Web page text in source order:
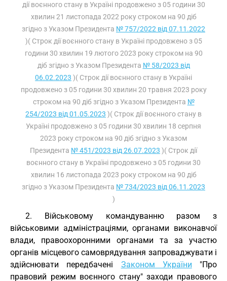
дії воєнного стану в Україні продовжено з 05 години 30
хвилин 21 листопада 2022 року строком на 90 діб
згідно з Указом Президента № 757/2022 від 07.11.2022
)( Строк дії воєнного стану в Україні продовжено з 05
години 30 хвилин 19 лютого 2023 року строком на 90
діб згідно з Указом Президента № 58/2023 від
06.02.2023 )( Строк дії воєнного стану в Україні
продовжено з 05 години 30 хвилин 20 травня 2023 року
строком на 90 діб згідно з Указом Президента №
254/2023 від 01.05.2023 )( Строк дії воєнного стану в
Україні продовжено з 05 години 30 хвилин 18 серпня
2023 року строком на 90 діб згідно з Указом
Президента № 451/2023 від 26.07.2023 )( Строк дії
воєнного стану в Україні продовжено з 05 години 30
хвилин 16 листопада 2023 року строком на 90 діб
згідно з Указом Президента № 734/2023 від 06.11.2023
)
2. Військовому командуванню разом з
військовими адміністраціями, органами виконавчої
влади, правоохоронними органами та за участю
органів місцевого самоврядування запроваджувати і
здійснювати передбачені Законом України "Про
правовий режим воєнного стану" заходи правового